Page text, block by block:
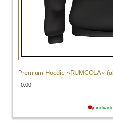
Premium Hoodie »RUMCOLA«
0.00